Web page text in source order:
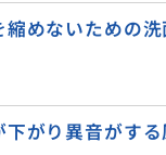
めないための
下がり異音がす